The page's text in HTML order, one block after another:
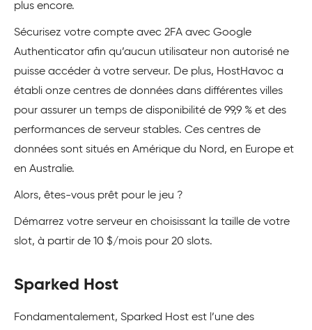
plus encore.
Sécurisez votre compte avec 2FA avec Google
Authenticator afin qu’aucun utilisateur non autorisé ne
puisse accéder à votre serveur. De plus, HostHavoc a
établi onze centres de données dans différentes villes
pour assurer un temps de disponibilité de 99,9 % et des
performances de serveur stables. Ces centres de
données sont situés en Amérique du Nord, en Europe et
en Australie.
Alors, êtes-vous prêt pour le jeu ?
Démarrez votre serveur en choisissant la taille de votre
slot, à partir de 10 $/mois pour 20 slots.
Sparked Host
Fondamentalement, Sparked Host est l’une des